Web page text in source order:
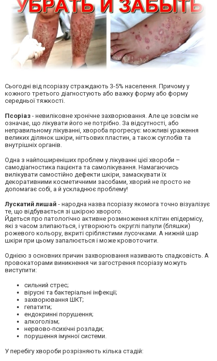
Сьогодні від псоріазу страждають 3-5% населення. Причому у
кожного третього діагностують або важку форму або форму
середньої тяжкості.
Псоріаз - невиліковне хронічне захворювання. Але це зовсім не
означає, що лікувати його не потрібно. За відсутності, або
неправильному лікуванні, хвороба прогресує: можливі ураження
великих ділянок шкіри, нігтьових пластин, а також суглобів та
внутрішніх органів.
Одна з найпоширеніших проблем у лікуванні цієї хвороби –
самодіагностика пацієнта та самолікування. Намагаючись
вилікувати самостійно дефекти шкіри, замаскувати їх
декоративними косметичними засобами, хворий не просто не
допомагає собі, а й ускладнює проблему!
Лускатий лишай - народна назва псоріазу якомога точно візуалізує
те, що відбувається зі шкірою хворого.
Йдеться про патологічно активне розмноження клітин епідермісу,
які з часом злипаються, і утворюють округлі папули (бляшки)
рожевого кольору, вкриті сріблястими лусочками. А нижній шар
шкіри при цьому запалюється і може кровоточити.
Однією з основних причин захворювання називають спадковість. А
провокаторами виникнення чи загострення псоріазу можуть
виступити:
сильний стрес;
вірусні та бактеріальні інфекції;
захворювання ШКТ;
гепатити;
ендокринні порушення;
алкоголізм;
нервово-психічні розлади;
порушення імунної системи.
У перебігу хвороби розрізняють кілька стадій: